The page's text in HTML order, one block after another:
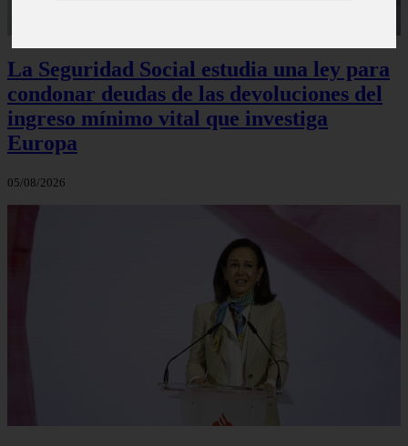
La Seguridad Social estudia una ley para
condonar deudas de las devoluciones del
ingreso mínimo vital que investiga
Europa
05/08/2026